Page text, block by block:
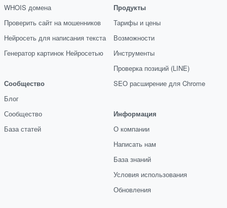
WHOIS домена
Проверить сайт на мошенников
Нейросеть для написания текста
Генератор картинок Нейросетью
Сообщество
Блог
Сообщество
База статей
Продукты
Тарифы и цены
Возможности
Инструменты
Проверка позиций (LINE)
SEO расширение для Chrome
Информация
О компании
Написать нам
База знаний
Условия использования
Обновления